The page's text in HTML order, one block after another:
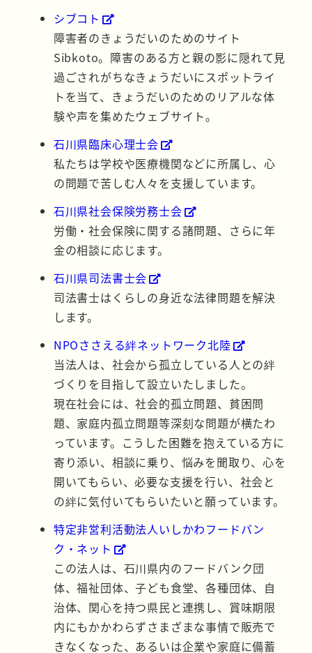
シブコト
障害者のきょうだいのためのサイト
Sibkoto。障害のある方と親の影に隠れて見
過ごされがちなきょうだいにスポットライ
トを当て、きょうだいのためのリアルな体
験や声を集めたウェブサイト。
石川県臨床心理士会
私たちは学校や医療機関などに所属し、心
の問題で苦しむ人々を支援しています。
石川県社会保険労務士会
労働・社会保険に関する諸問題、さらに年
金の相談に応じます。
石川県司法書士会
司法書士はくらしの身近な法律問題を解決
します。
NPOささえる絆ネットワーク北陸
当法人は、社会から孤立している人との絆
づくりを目指して設立いたしました。
現在社会には、社会的孤立問題、貧困問
題、家庭内孤立問題等深刻な問題が横たわ
っています。こうした困難を抱えている方に
寄り添い、相談に乗り、悩みを聞取り、心を
開いてもらい、必要な支援を行い、社会と
の絆に気付いてもらいたいと願っています。
特定非営利活動法人いしかわフードバン
ク・ネット
この法人は、石川県内のフードバンク団
体、福祉団体、子ども食堂、各種団体、自
治体、関心を持つ県民と連携し、賞味期限
内にもかかわらずさまざまな事情で販売で
きなくなった、あるいは企業や家庭に備蓄